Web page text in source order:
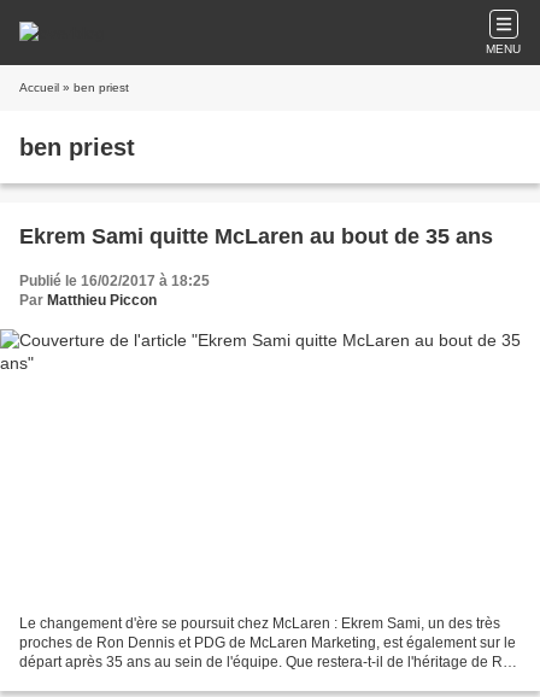
MENU
Accueil » ben priest
ben priest
Ekrem Sami quitte McLaren au bout de 35 ans
Publié le 16/02/2017 à 18:25
Par Matthieu Piccon
Le changement d'ère se poursuit chez McLaren : Ekrem Sami, un des très
proches de Ron Dennis et PDG de McLaren Marketing, est également sur le
départ après 35 ans au sein de l'équipe. Que restera-t-il de l'héritage de Ron